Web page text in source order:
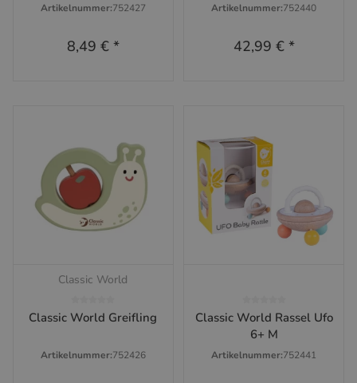
Artikelnummer:752427
8,49 € *
Artikelnummer:752440
42,99 € *
Classic World
Classic World Greifling
Artikelnummer:752426
Classic World Rassel Ufo
6+ M
Artikelnummer:752441